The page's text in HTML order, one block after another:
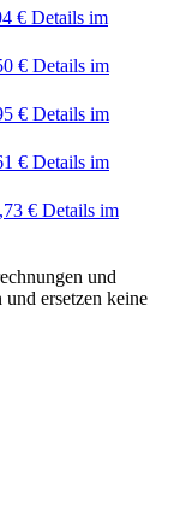
€ Details im
€ Details im
€ Details im
€ Details im
€ Details im
und
ersetzen keine